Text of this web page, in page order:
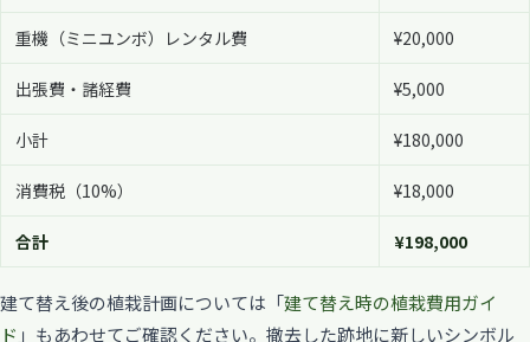
重機（ミニユンボ）レンタル費 ¥20,000
出張費・諸経費 ¥5,000
小計 ¥180,000
消費税（10%） ¥18,000
合計 ¥198,000
建て替え後の植栽計画については「建て替え時の植栽費用ガイ
ド 」もあわせてご確認ください。撤去した跡地に新しいシンボル